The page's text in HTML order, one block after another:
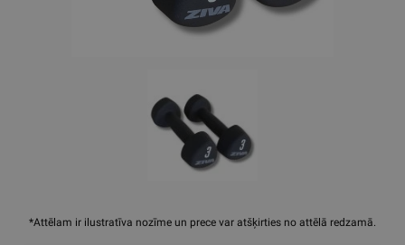
*Attēlam ir ilustratīva nozīme un prece var atšķirties no attēlā redzamā.